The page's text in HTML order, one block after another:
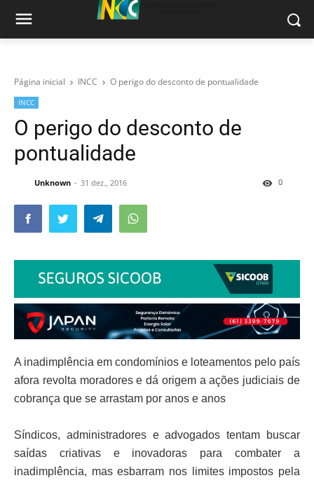
Página inicial INCC O perigo do desconto de pontualidade
INCC
O perigo do desconto de
pontualidade
Unknown 31 dez., 2016 0
A inadimplência em condomínios e loteamentos pelo país
afora revolta moradores e dá origem a ações judiciais de
cobrança que se arrastam por anos e anos
Síndicos, administradores e advogados tentam buscar
saídas criativas e inovadoras para combater a
inadimplência, mas esbarram nos limites impostos pela